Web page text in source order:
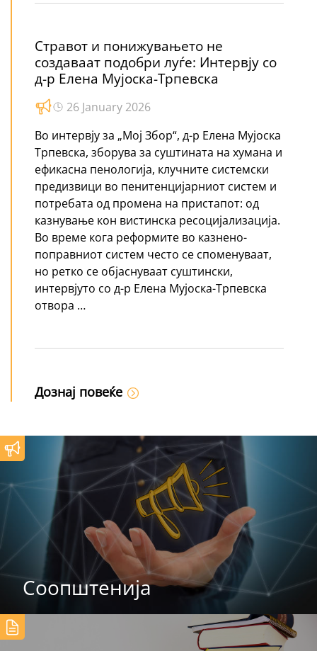
Стравот и понижувањето не
создаваат подобри луѓе: Интервју со
д-р Елена Мујоска-Трпевска
26 January 2026
Во интервју за „Мој Збор“, д-р Елена Мујоска
Трпевска, зборува за суштината на хумана и
ефикасна пенологија, клучните системски
предизвици во пенитенцијарниот систем и
потребата од промена на пристапот: од
казнување кон вистинска ресоцијализација.
Во време кога реформите во казнено-
поправниот систем често се споменуваат,
но ретко се објаснуваат суштински,
интервјуто со д-р Елена Мујоска-Трпевска
отвора …
Дознај повеќе
Соопштенија